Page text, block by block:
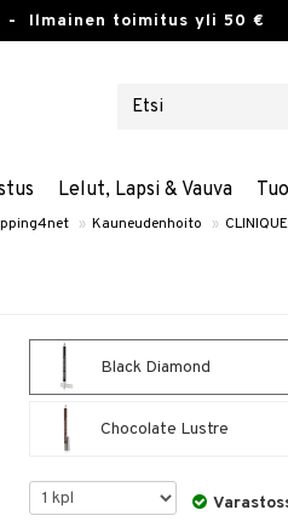
- Ilmainen toimitus yli 50 €
Lelut, Lapsi & Vauva
» Kauneudenhoito » CLINIQUE
Black Diamond
Chocolate Lustre